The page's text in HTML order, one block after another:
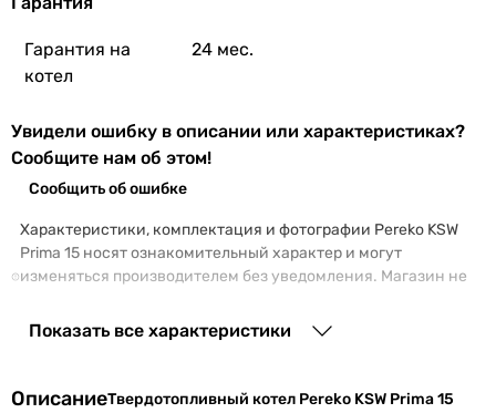
Гарантия на
котел
24 мес.
Увидели ошибку в описании или характеристиках?
Сообщите нам об этом!
Сообщить об ошибке
Характеристики, комплектация и фотографии Pereko KSW
Prima 15 носят ознакомительный характер и могут
изменяться производителем без уведомления. Магазин не
производителем.
Показать все характеристики
ОписаниеТвердотопливный котел Pereko KSW Prima 15